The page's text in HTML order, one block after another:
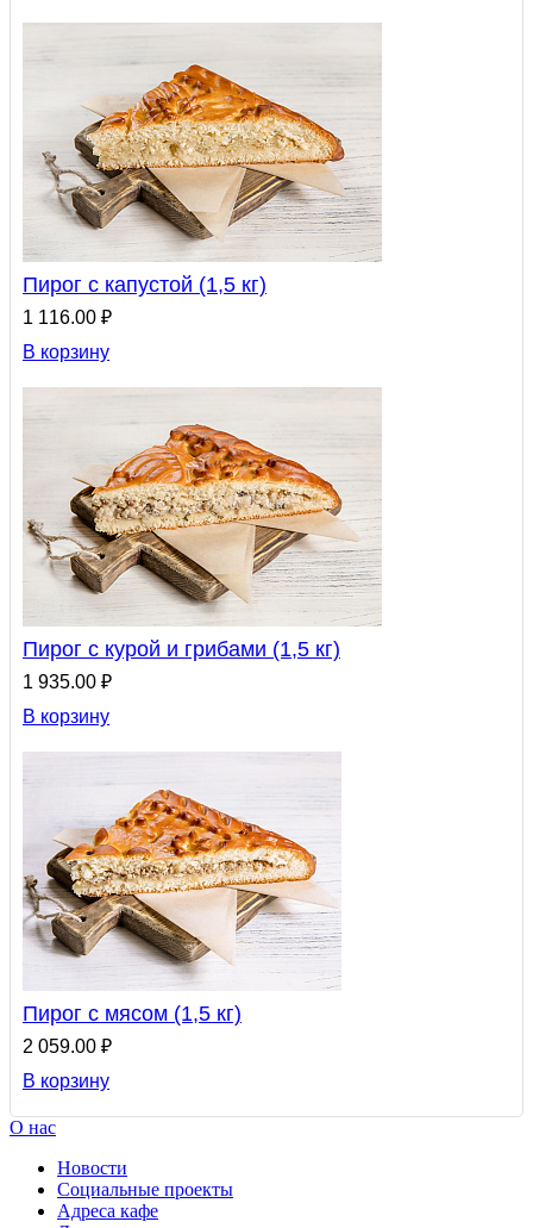
Пирог с капустой (1,5 кг)
1 116.00 ₽
В корзину
Пирог с курой и грибами (1,5 кг)
1 935.00 ₽
В корзину
Пирог с мясом (1,5 кг)
2 059.00 ₽
В корзину
О нас
Новости
Социальные проекты
Адреса кафе